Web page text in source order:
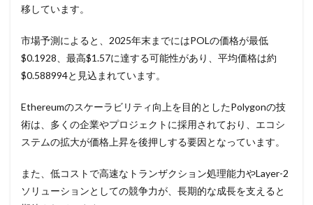
移しています。
市場予測によると、2025年末までにはPOLの価格が最低
$0.1928、最高$1.57に達する可能性があり、平均価格は約
$0.588994と見込まれています。
Ethereumのスケーラビリティ向上を目的としたPolygonの技
術は、多くの企業やプロジェクトに採用されており、エコシ
ステムの拡大が価格上昇を後押しする要因となっています。
また、低コストで高速なトランザクション処理能力やLayer-2
ソリューションとしての競争力が、長期的な成長を支えると